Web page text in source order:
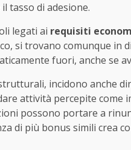
tasso di adesione.
legati ai requisiti
si trovano comunque in
fuori, anche se
incidono anche
attività percepite come
possono portare a
di più bonus simili crea